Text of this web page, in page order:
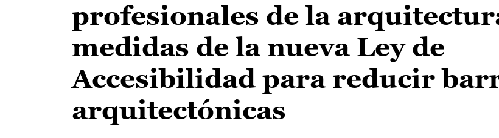
profesionales de la
medidas de la nueva Ley de
Accesibilidad para reducir
arquitectónicas